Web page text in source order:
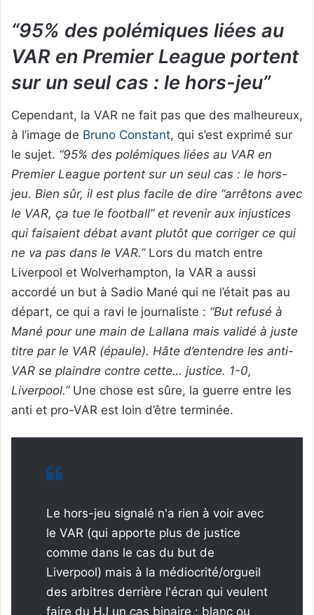
“95% des polémiques liées au
VAR en Premier League portent
sur un seul cas : le hors-jeu”
Cependant, la VAR ne fait pas que des malheureux,
à l’image de Bruno Constant, qui s’est exprimé sur
le sujet. “95% des polémiques liées au VAR en
Premier League portent sur un seul cas : le hors-
jeu. Bien sûr, il est plus facile de dire “arrêtons avec
le VAR, ça tue le football” et revenir aux injustices
qui faisaient débat avant plutôt que corriger ce qui
ne va pas dans le VAR.”Lors du match entre
Liverpool et Wolverhampton, la VAR a aussi
accordé un but à Sadio Mané qui ne l’était pas au
départ, ce qui a ravi le journaliste : “But refusé à
Mané pour une main de Lallana mais validé à juste
titre par le VAR (épaule). Hâte d’entendre les anti-
VAR se plaindre contre cette… justice. 1-0,
Liverpool.”Une chose est sûre, la guerre entre les
anti et pro-VAR est loin d’être terminée.
Le hors-jeu signalé n'a rien à voir avec
le VAR (qui apporte plus de justice
comme dans le cas du but de
Liverpool) mais à la médiocrité/orgueil
des arbitres derrière l'écran qui veulent
faire du HJ un cas binaire : blanc ou